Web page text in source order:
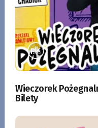
Wieczorek
Bilety